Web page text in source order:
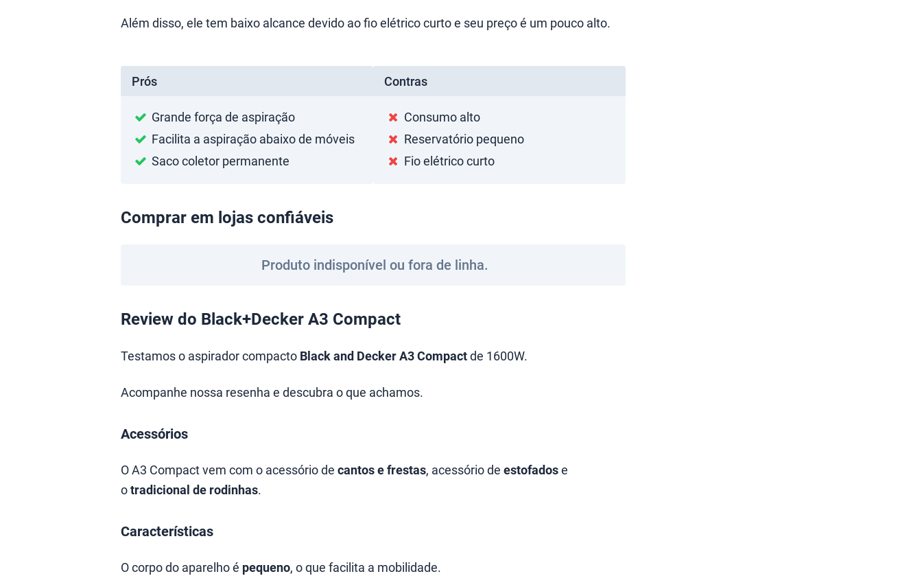
Além disso, ele tem baixo alcance devido ao fio elétrico curto e seu preço é um pouco alto.
Prós
Grande força de aspiração
Facilita a aspiração abaixo de móveis
Saco coletor permanente
Contras
Consumo alto
Reservatório pequeno
Fio elétrico curto
Comprar em lojas confiáveis
Produto indisponível ou fora de linha.
Review do Black+Decker A3 Compact
Testamos o aspirador compacto Black and Decker A3 Compactde 1600W.
Acompanhe nossa resenha e descubra o que achamos.
Acessórios
O A3 Compact vem com o acessório de cantos e frestas, acessório de estofadose
otradicional de rodinhas.
Características
O corpo do aparelho é pequeno, o que facilita a mobilidade.